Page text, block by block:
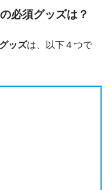
必須グッズは？
ッズは、以下４つで